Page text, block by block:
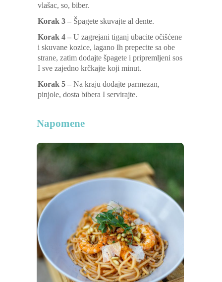
vlašac, so, biber.
Korak 3 – Špagete skuvajte al dente.
Korak 4 – U zagrejani tiganj ubacite očišćene
i skuvane kozice, lagano Ih prepecite sa obe
strane, zatim dodajte špagete i pripremljeni sos
I sve zajedno krčkajte koji minut.
Korak 5 – Na kraju dodajte parmezan,
pinjole, dosta bibera I servirajte.
Napomene